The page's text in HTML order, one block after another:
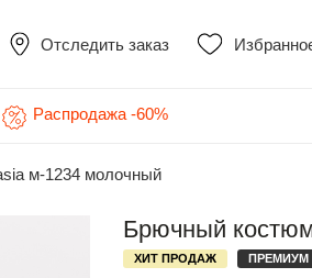
Отследить заказ
Распродажа -60%
м-1234 молочный
Брючный
ХИТ ПРОДАЖ ПРЕМИУМ